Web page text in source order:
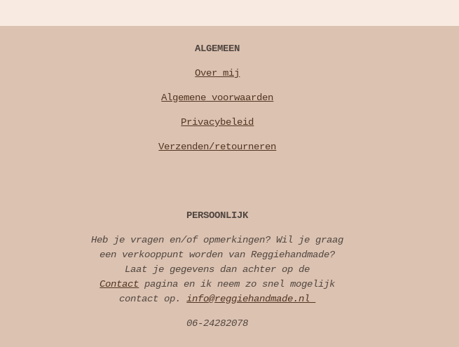
ALGEMEEN
Over mij
Algemene voorwaarden
Privacybeleid
Verzenden/retourneren
PERSOONLIJK
Heb je vragen en/of opmerkingen? Wil je graag
een verkooppunt worden van Reggiehandmade?
Laat je gegevens dan achter op de
Contact pagina en ik neem zo snel mogelijk
contact op.info@reggiehandmade.nl
06-24282078